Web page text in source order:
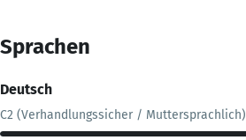
Sprachen
Deutsch
C2 (Verhandlungssicher / Muttersprachlich)